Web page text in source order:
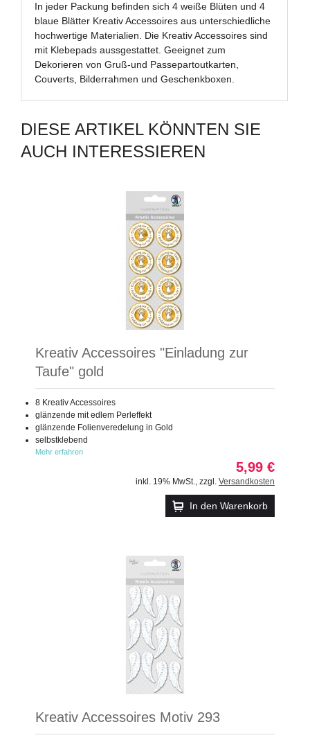
In jeder Packung befinden sich 4 weiße Blüten und 4
blaue Blätter Kreativ Accessoires aus unterschiedliche
hochwertige Materialien. Die Kreativ Accessoires sind
mit Klebepads aussgestattet. Geeignet zum
Dekorieren von Gruß-und Passepartoutkarten,
Couverts, Bilderrahmen und Geschenkboxen.
DIESE ARTIKEL KÖNNTEN SIE
AUCH INTERESSIEREN
Kreativ Accessoires "Einladung zur
Taufe" gold
8 Kreativ Accessoires
glänzende mit edlem Perleffekt
glänzende Folienveredelung in Gold
selbstklebend
Mehr erfahren
5,99 €
inkl. 19% MwSt. zzgl. Versandkosten
In den Warenkorb
Kreativ Accessoires Motiv 293